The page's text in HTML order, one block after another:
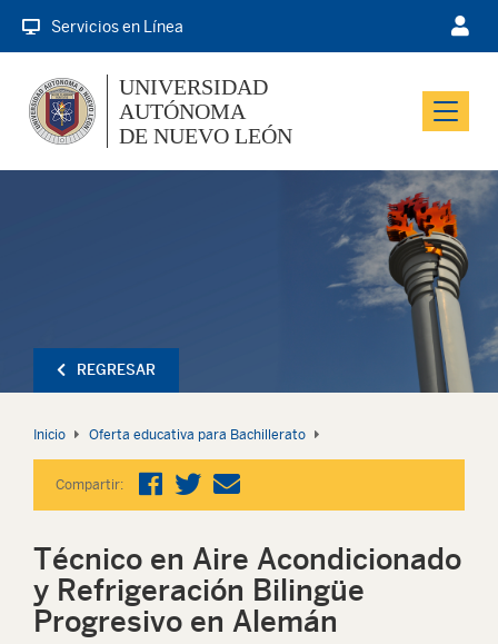
Servicios en Línea
Menu
UNIVERSIDAD
AUTÓNOMA
DE NUEVO LEÓN
REGRESAR
Inicio Oferta educativa para Bachillerato
Compartir:
Técnico en Aire Acondicionado
y Refrigeración Bilingüe
Progresivo en Alemán